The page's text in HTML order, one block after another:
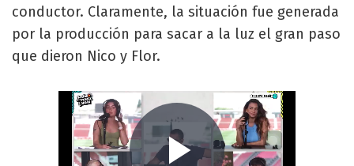
conductor. Claramente, la situación fue generada
por la producción para sacar a la luz el gran paso
que dieron Nico y Flor.